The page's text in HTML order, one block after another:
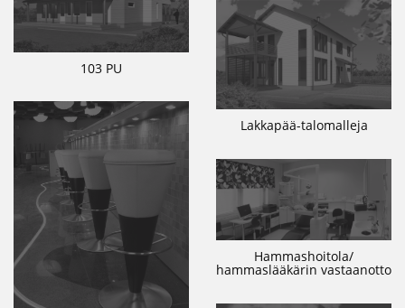
103 PU
Lakkapää-talomalleja
Hammashoitola/
hammaslääkärin vastaanotto